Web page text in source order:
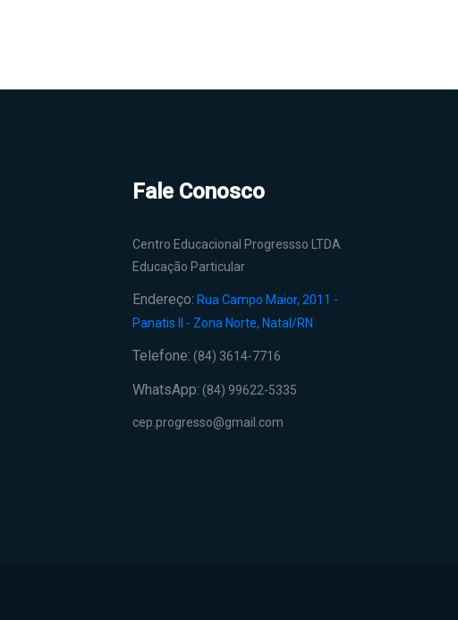
Fale Conosco
Centro Educacional Progressso LTDA
Educação Particular
Endereço: Rua Campo Maior, 2011 -
Panatis II - Zona Norte, Natal/RN
Telefone: (84) 3614-7716
WhatsApp: (84) 99622-5335
cep.progresso@gmail.com